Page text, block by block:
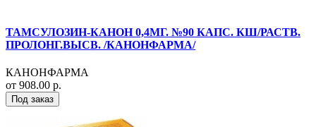
ТАМСУЛОЗИН-КАНОН 0,4МГ. №90 КАПС. КШ/РАСТВ.
ПРОЛОНГ.ВЫСВ. /КАНОНФАРМА/
КАНОНФАРМА
от 908.00 р.
Под заказ